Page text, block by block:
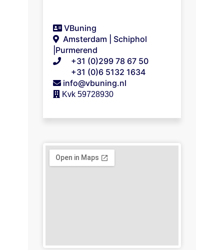
VBuning
Amsterdam | Schiphol
|Purmerend
+31 (0)299 78 67 50
+31 (0)6 5132 1634
info@vbuning.nl
Kvk 59728930